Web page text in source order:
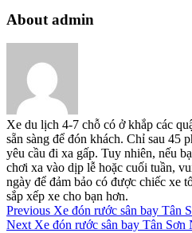
About admin
Xe du lịch 4-7 chỗ có ở khắp các
sẵn sàng để đón khách. Chỉ sau 45
yêu cầu đi xa gấp. Tuy nhiên, nếu
chơi xa vào dịp lễ hoặc cuối tuần,
ngày để đảm bảo có được chiếc xe
sắp xếp xe cho bạn hơn.
Previous Xe đón rước sân bay Tân
Next Xe đón rước sân bay Tân